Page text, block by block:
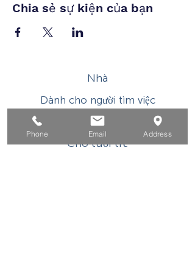
Chia sẻ sự kiện của bạn
Nhà
Dành cho người tìm việc
Dành cho doanh nghiệp
Cho tuổi trẻ
Phone Email Address